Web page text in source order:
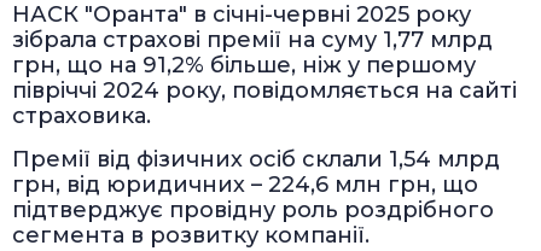
НАСК "Оранта" в січні-червні 2025 року
зібрала страхові премії на суму 1,77 млрд
грн, що на 91,2% більше, ніж у першому
півріччі 2024 року, повідомляється на сайті
страховика.
Премії від фізичних осіб склали 1,54 млрд
грн, від юридичних – 224,6 млн грн, що
підтверджує провідну роль роздрібного
сегмента в розвитку компанії.